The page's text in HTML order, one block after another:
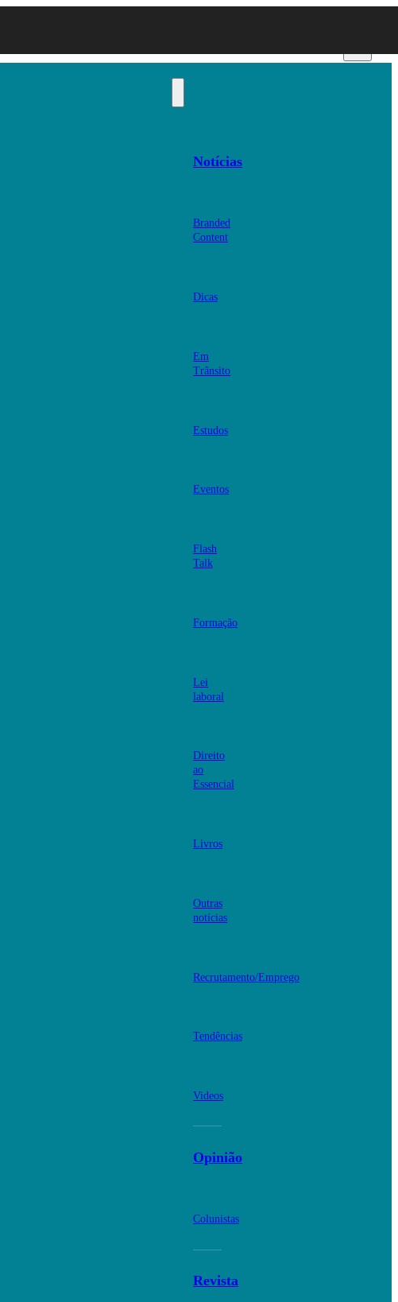
Notícias
Branded
Content
Dicas
Em
Trânsito
Estudos
Eventos
Flash
Talk
Formação
Lei
laboral
Direito
ao
Essencial
Livros
Outras
notícias
Recrutamento/Emprego
Tendências
Videos
Opinião
Colunistas
Revista